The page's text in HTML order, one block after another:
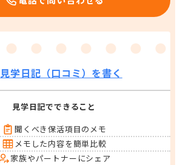
見学日記（口コミ）を書く
見学日記でできること
聞くべき保活項目のメモ
メモした内容を簡単比較
家族やパートナーにシェア